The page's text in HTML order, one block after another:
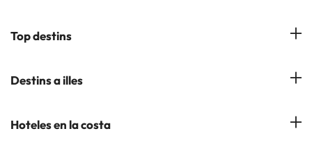
¿Qui som?
Opinions
Top destins
Hotels a Salou
Hotels a Andorra la Vella
Destins a illes
Hotels a les Illes Balears
Hoteles en la costa